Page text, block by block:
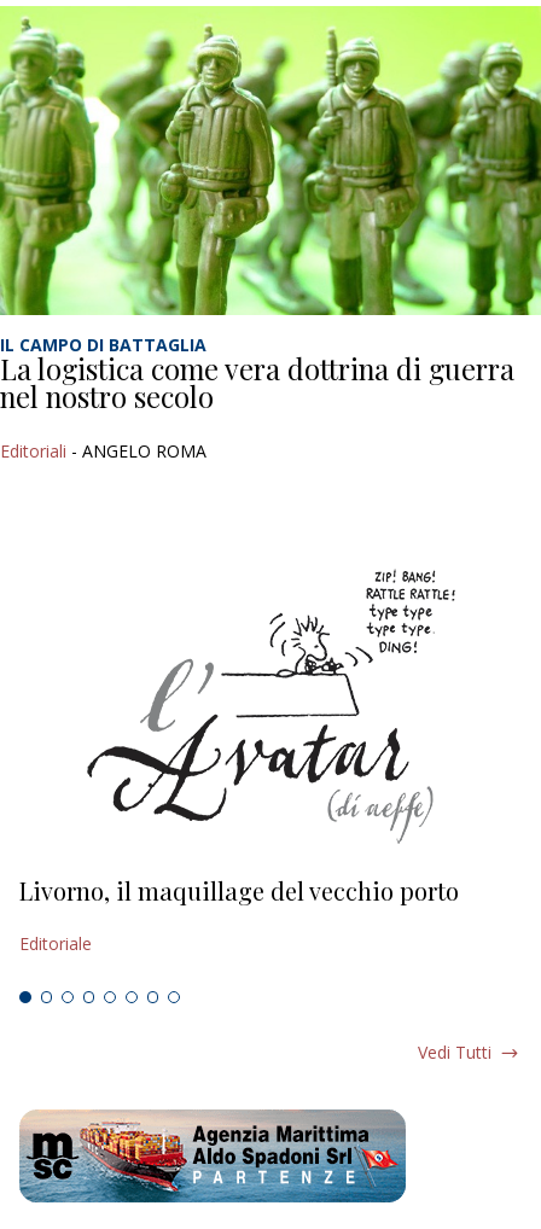
IL CAMPO DI BATTAGLIA
La logistica come vera dottrina di guerra
nel nostro secolo
Editoriali - ANGELO ROMA
Livorno, il maquillage del vecchio porto
Editoriale
Vedi Tutti